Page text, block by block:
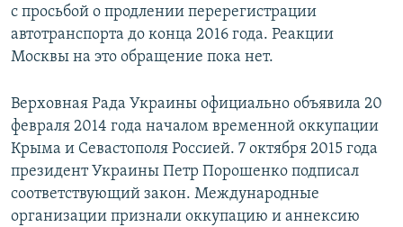
с просьбой о продлении перерегистрации
автотранспорта до конца 2016 года. Реакции
Москвы на это обращение пока нет.
Верховная Рада Украины официально объявила 20
февраля 2014 года началом временной оккупации
Крыма и Севастополя Россией. 7 октября 2015 года
президент Украины Петр Порошенко подписал
соответствующий закон. Международные
организации признали оккупацию и аннексию